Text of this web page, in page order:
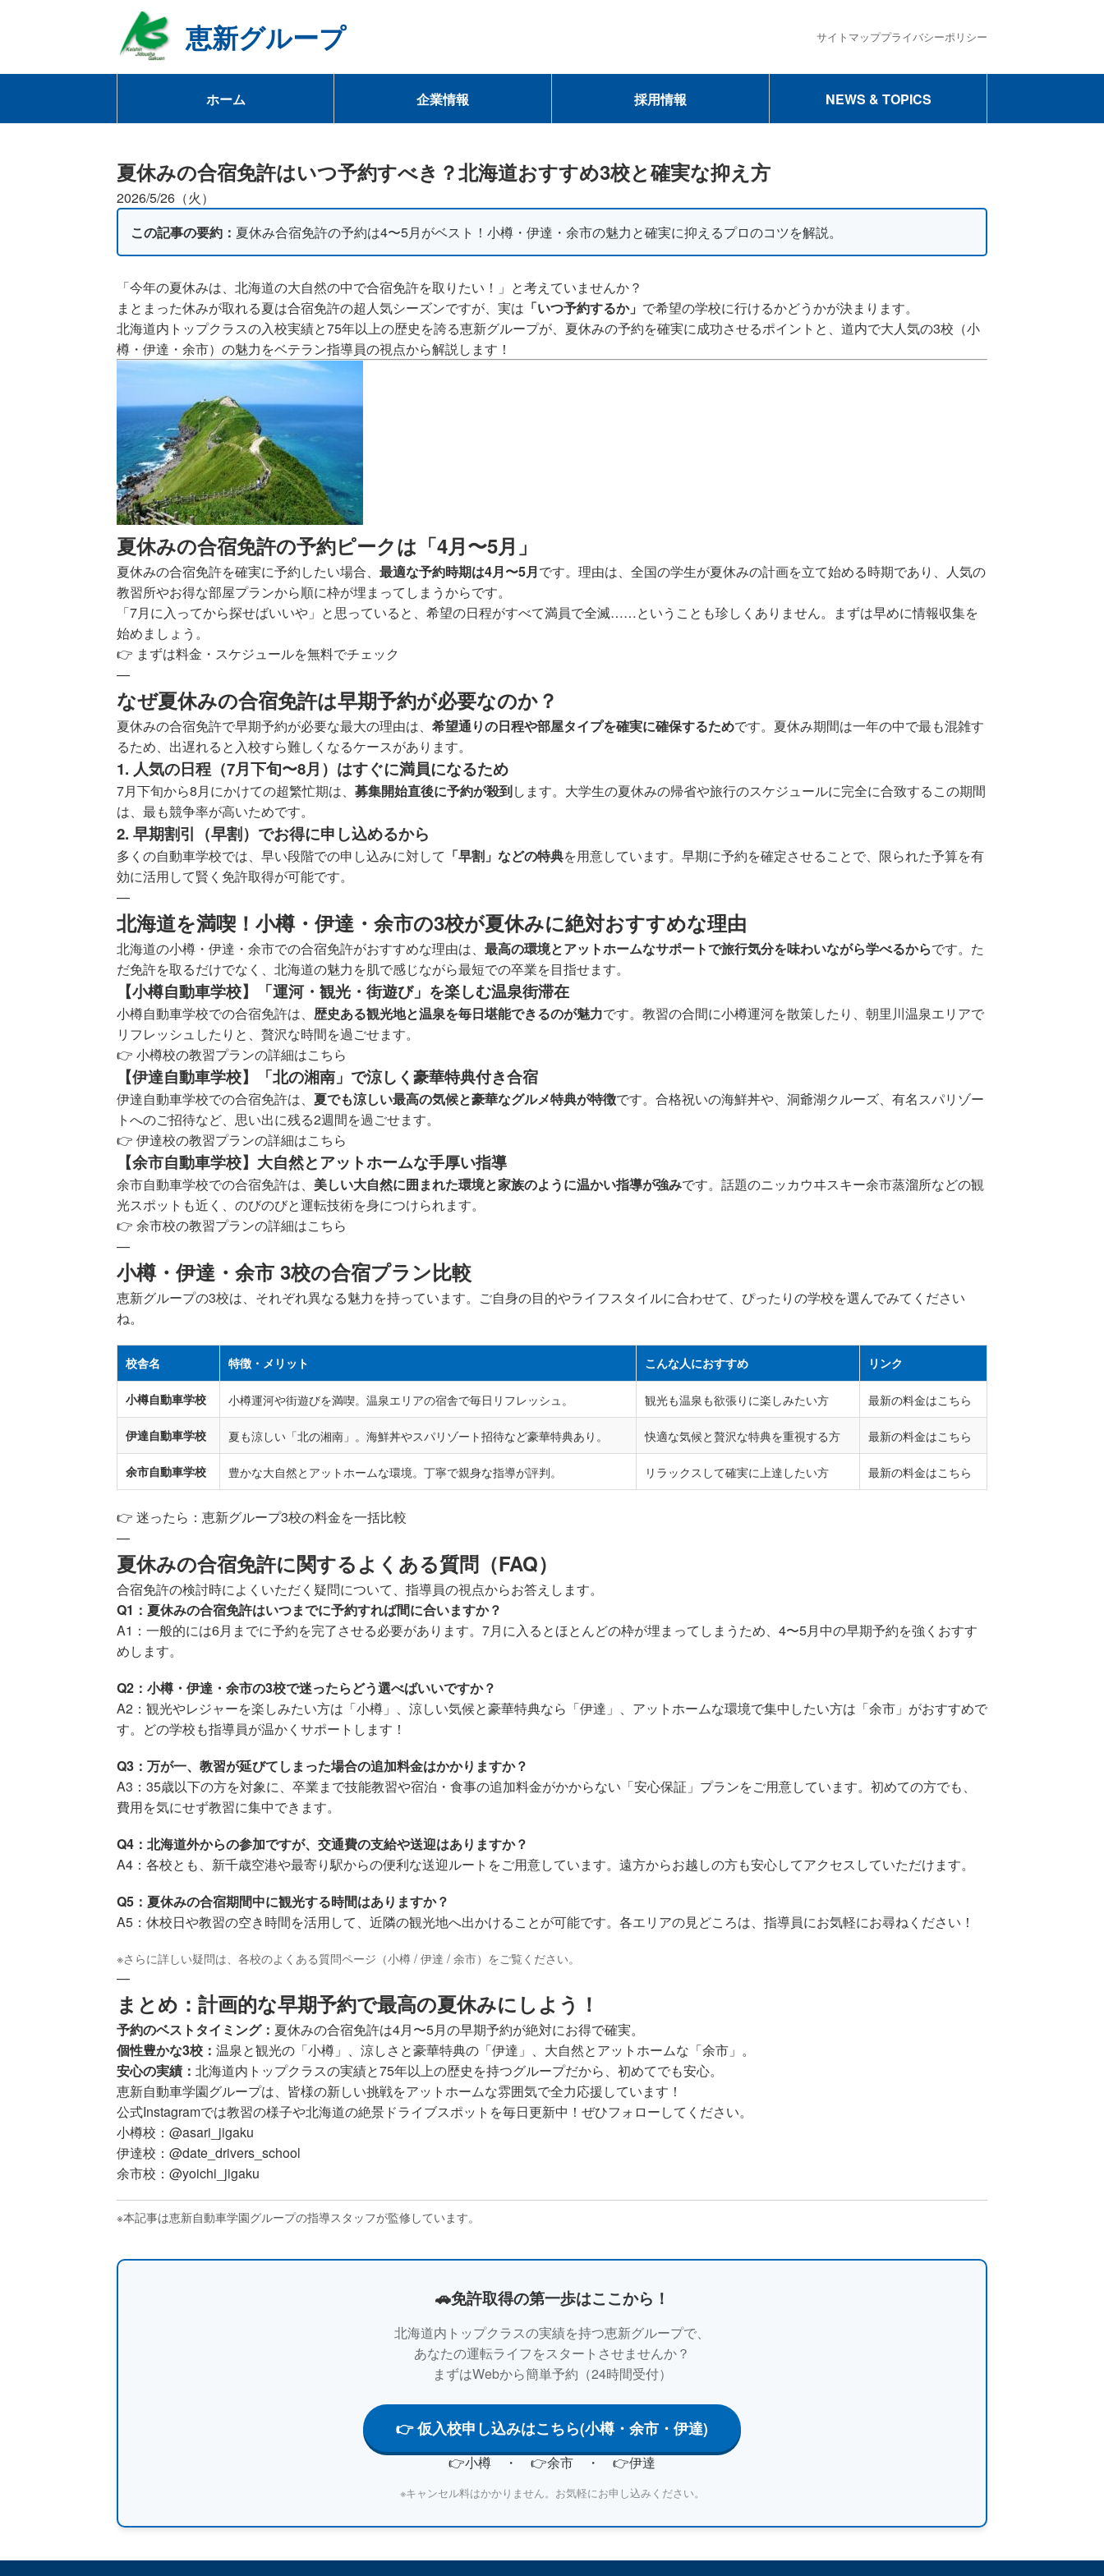
恵新グループ サイトマッププライバシーポリシー
ホーム 企業情報 採用情報 NEWS & TOPICS
夏休みの合宿免許はいつ予約すべき？北海道おすすめ3校と確実な抑え方
2026/5/26（火）
この記事の要約： 夏休み合宿免許の予約は4〜5月がベスト！小樽・伊達・余市の魅力と確実に抑えるプロのコツを解説。
「今年の夏休みは、北海道の大自然の中で合宿免許を取りたい！」と考えていませんか？
まとまった休みが取れる夏は合宿免許の超人気シーズンですが、実は 「いつ予約するか」 で希望の学校に行けるかどうかが決まります。
北海道内トップクラスの入校実績と75年以上の歴史を誇る恵新グループが、夏休みの予約を確実に成功させるポイントと、道内で大人気の3校（小
樽・伊達・余市）の魅力をベテラン指導員の視点から解説します！
夏休みの合宿免許の予約ピークは「4月〜5月」
夏休みの合宿免許を確実に予約したい場合、 最適な予約時期は4月〜5月です。理由は、全国の学生が夏休みの計画を立て始める時期であり、人気の
教習所やお得な部屋プランから順に枠が埋まってしまうからです。
「7月に入ってから探せばいいや」と思っていると、希望の日程がすべて満員で全滅……ということも珍しくありません。まずは早めに情報収集を
始めましょう。
👉 まずは料金・スケジュールを無料でチェック
—
なぜ夏休みの合宿免許は早期予約が必要なのか？
夏休みの合宿免許で早期予約が必要な最大の理由は、 希望通りの日程や部屋タイプを確実に確保するためです。夏休み期間は一年の中で最も混雑す
るため、出遅れると入校すら難しくなるケースがあります。
1. 人気の日程（7月下旬〜8月）はすぐに満員になるため
7月下旬から8月にかけての超繁忙期は、 募集開始直後に予約が殺到します。大学生の夏休みの帰省や旅行のスケジュールに完全に合致するこの期間
は、最も競争率が高いためです。
2. 早期割引（早割）でお得に申し込めるから
多くの自動車学校では、早い段階での申し込みに対して 「早割」などの特典を用意しています。早期に予約を確定させることで、限られた予算を有
効に活用して賢く免許取得が可能です。
—
北海道を満喫！小樽・伊達・余市の3校が夏休みに絶対おすすめな理由
北海道の小樽・伊達・余市での合宿免許がおすすめな理由は、 最高の環境とアットホームなサポートで旅行気分を味わいながら学べるからです。た
だ免許を取るだけでなく、北海道の魅力を肌で感じながら最短での卒業を目指せます。
【小樽自動車学校】「運河・観光・街遊び」を楽しむ温泉街滞在
小樽自動車学校での合宿免許は、 歴史ある観光地と温泉を毎日堪能できるのが魅力です。教習の合間に小樽運河を散策したり、朝里川温泉エリアで
リフレッシュしたりと、贅沢な時間を過ごせます。
👉 小樽校の教習プランの詳細はこちら
【伊達自動車学校】「北の湘南」で涼しく豪華特典付き合宿
伊達自動車学校での合宿免許は、 夏でも涼しい最高の気候と豪華なグルメ特典が特徴です。合格祝いの海鮮丼や、洞爺湖クルーズ、有名スパリゾー
トへのご招待など、思い出に残る2週間を過ごせます。
👉 伊達校の教習プランの詳細はこちら
【余市自動車学校】大自然とアットホームな手厚い指導
余市自動車学校での合宿免許は、 美しい大自然に囲まれた環境と家族のように温かい指導が強みです。話題のニッカウヰスキー余市蒸溜所などの観
光スポットも近く、のびのびと運転技術を身につけられます。
👉 余市校の教習プランの詳細はこちら
—
小樽・伊達・余市 3校の合宿プラン比較
恵新グループの3校は、それぞれ異なる魅力を持っています。ご自身の目的やライフスタイルに合わせて、ぴったりの学校を選んでみてください
ね。
校舎名 特徴・メリット こんな人におすすめ リンク
小樽自動車学校 小樽運河や街遊びを満喫。温泉エリアの宿舎で毎日リフレッシュ。 観光も温泉も欲張りに楽しみたい方 最新の料金はこちら
伊達自動車学校 夏も涼しい「北の湘南」。海鮮丼やスパリゾート招待など豪華特典あり。 快適な気候と贅沢な特典を重視する方 最新の料金はこちら
余市自動車学校 豊かな大自然とアットホームな環境。丁寧で親身な指導が評判。 リラックスして確実に上達したい方 最新の料金はこちら
👉 迷ったら： 恵新グループ3校の料金を一括比較
—
夏休みの合宿免許に関するよくある質問（FAQ）
合宿免許の検討時によくいただく疑問について、指導員の視点からお答えします。
Q1：夏休みの合宿免許はいつまでに予約すれば間に合いますか？
A1：一般的には6月までに予約を完了させる必要があります。7月に入るとほとんどの枠が埋まってしまうため、4〜5月中の早期予約を強くおすす
めします。
Q2：小樽・伊達・余市の3校で迷ったらどう選べばいいですか？
A2：観光やレジャーを楽しみたい方は「小樽」、涼しい気候と豪華特典なら「伊達」、アットホームな環境で集中したい方は「余市」がおすすめで
す。どの学校も指導員が温かくサポートします！
Q3：万が一、教習が延びてしまった場合の追加料金はかかりますか？
A3：35歳以下の方を対象に、卒業まで技能教習や宿泊・食事の追加料金がかからない「安心保証」プランをご用意しています。初めての方でも、
費用を気にせず教習に集中できます。
Q4：北海道外からの参加ですが、交通費の支給や送迎はありますか？
A4：各校とも、新千歳空港や最寄り駅からの便利な送迎ルートをご用意しています。遠方からお越しの方も安心してアクセスしていただけます。
Q5：夏休みの合宿期間中に観光する時間はありますか？
A5：休校日や教習の空き時間を活用して、近隣の観光地へ出かけることが可能です。各エリアの見どころは、指導員にお気軽にお尋ねください！
※さらに詳しい疑問は、各校のよくある質問ページ（小樽/伊達 /余市）をご覧ください。
—
まとめ：計画的な早期予約で最高の夏休みにしよう！
予約のベストタイミング： 夏休みの合宿免許は4月〜5月の早期予約が絶対にお得で確実。
個性豊かな3校： 温泉と観光の「小樽」、涼しさと豪華特典の「伊達」、大自然とアットホームな「余市」。
安心の実績： 北海道内トップクラスの実績と75年以上の歴史を持つグループだから、初めてでも安心。
恵新自動車学園グループは、皆様の新しい挑戦をアットホームな雰囲気で全力応援しています！
公式Instagramでは教習の様子や北海道の絶景ドライブスポットを毎日更新中！ぜひフォローしてください。
小樽校： @asari_jigaku
伊達校： @date_drivers_school
余市校： @yoichi_jigaku
※本記事は恵新自動車学園グループの指導スタッフが監修しています。
🚗免許取得の第一歩はここから！
北海道内トップクラスの実績を持つ恵新グループで、
あなたの運転ライフをスタートさせませんか？
まずはWebから簡単予約（24時間受付）
👉 仮入校申し込みはこちら(小樽・余市・伊達)
👉小樽 ・ 👉余市 ・ 👉伊達
※キャンセル料はかかりません。お気軽にお申し込みください。